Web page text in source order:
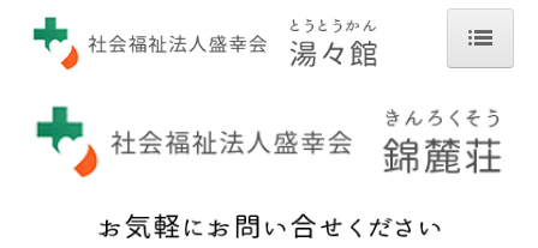
湯々館について
施設概要
交通のご案内